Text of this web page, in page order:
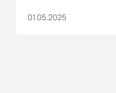
01.05.2025